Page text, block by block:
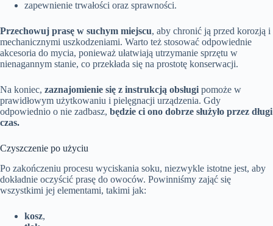
zapewnienie trwałości oraz sprawności.
Przechowuj prasę w suchym miejscu, aby chronić ją przed korozją i
mechanicznymi uszkodzeniami. Warto też stosować odpowiednie
akcesoria do mycia, ponieważ ułatwiają utrzymanie sprzętu w
nienagannym stanie, co przekłada się na prostotę konserwacji.
Na koniec, zaznajomienie się z instrukcją obsługi pomoże w
prawidłowym użytkowaniu i pielęgnacji urządzenia. Gdy
odpowiednio o nie zadbasz, będzie ci ono dobrze służyło przez długi
czas.
Czyszczenie po użyciu
Po zakończeniu procesu wyciskania soku, niezwykle istotne jest, aby
dokładnie oczyścić prasę do owoców. Powinniśmy zająć się
wszystkimi jej elementami, takimi jak:
kosz,